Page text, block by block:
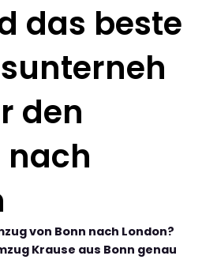
das beste
den
nach
von Bonn nach London?
Krause aus Bonn genau